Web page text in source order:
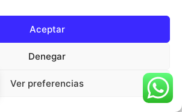
Aceptar
Denegar
Ver preferencias